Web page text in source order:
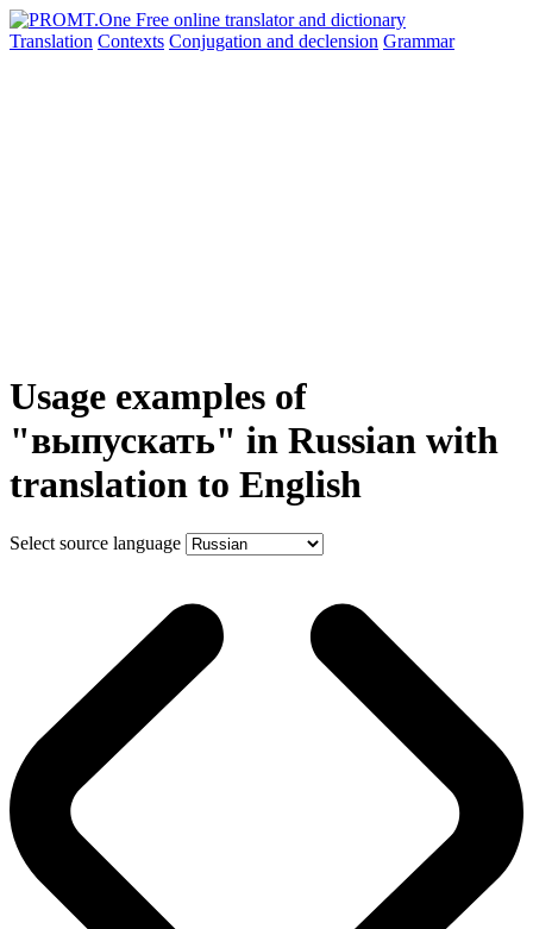
Translation Contexts Conjugation and declension Grammar
Usage examples of
"выпускать" in Russian with
translation to English
Select source language